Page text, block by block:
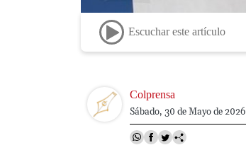
Escuchar este artículo
Image Colprensa
Sábado, 30 de Mayo de 2026